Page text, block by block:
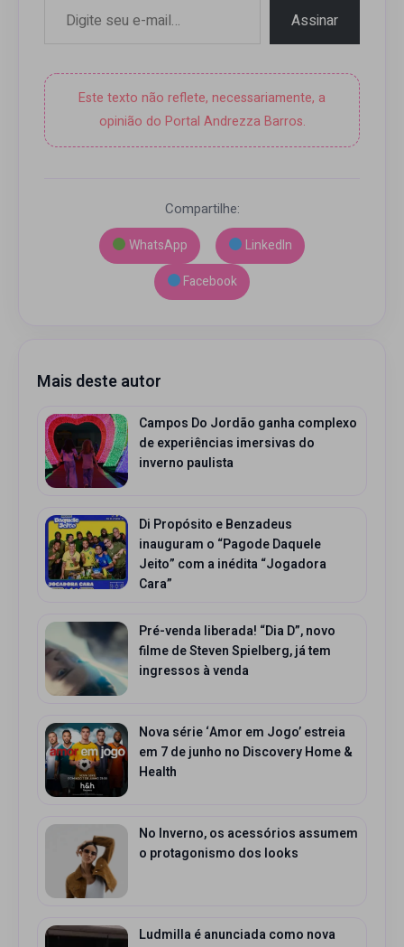
Assinar
Este texto não reflete, necessariamente, a
opinião do Portal Andrezza Barros.
Compartilhe:
WhatsApp
LinkedIn
Facebook
Mais deste autor
Campos Do Jordão ganha complexo
de experiências imersivas do
inverno paulista
Di Propósito e Benzadeus
inauguram o “Pagode Daquele
Jeito” com a inédita “Jogadora
Cara”
Pré-venda liberada! “Dia D”, novo
filme de Steven Spielberg, já tem
ingressos à venda
Nova série ‘Amor em Jogo’ estreia
em 7 de junho no Discovery Home &
Health
No Inverno, os acessórios assumem
o protagonismo dos looks
Ludmilla é anunciada como nova